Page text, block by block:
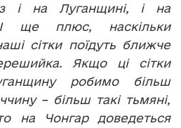
і на Луганщині, і на
І ще плюс, наскільки
сітки поїдуть ближче
Якщо ці сітки
робимо більш
– більш такі тьмяні,
на Чонгар доведеться